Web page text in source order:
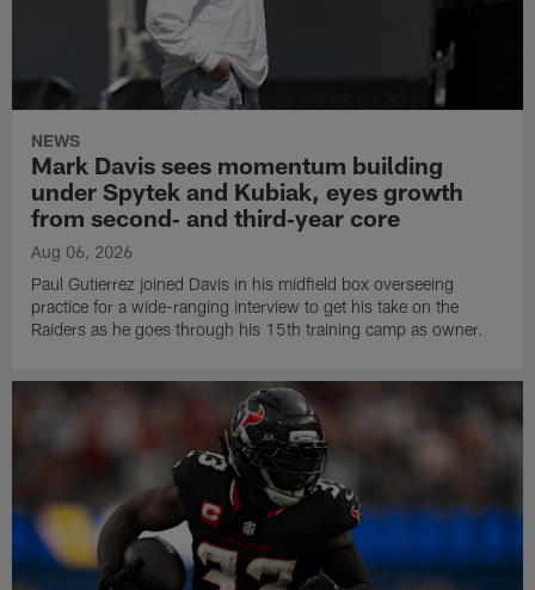
NEWS
Mark Davis sees momentum building
under Spytek and Kubiak, eyes growth
from second‑ and third‑year core
Aug 06, 2026
Paul Gutierrez joined Davis in his midfield box overseeing
practice for a wide-ranging interview to get his take on the
Raiders as he goes through his 15th training camp as owner.